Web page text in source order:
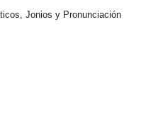
Jonios y Pronunciación